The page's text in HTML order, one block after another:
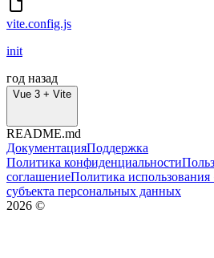
vite.config.js
init
год назад
Vue 3 + Vite
README.md
ДокументацияПоддержка
Политика конфиденциальности
соглашениеПолитика использования
субъекта персональных данных
2026 ©